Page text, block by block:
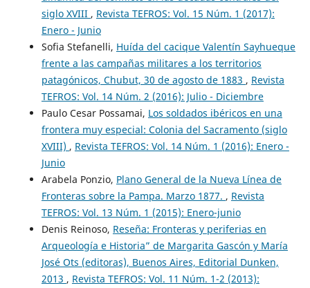
siglo XVIII , Revista TEFROS: Vol. 15 Núm. 1 (2017):
Enero - Junio
Sofia Stefanelli, Huída del cacique Valentín Sayhueque
frente a las campañas militares a los territorios
patagónicos, Chubut, 30 de agosto de 1883 , Revista
TEFROS: Vol. 14 Núm. 2 (2016): Julio - Diciembre
Paulo Cesar Possamai, Los soldados ibéricos en una
frontera muy especial: Colonia del Sacramento (siglo
XVIII) , Revista TEFROS: Vol. 14 Núm. 1 (2016): Enero -
Junio
Arabela Ponzio, Plano General de la Nueva Línea de
Fronteras sobre la Pampa. Marzo 1877. , Revista
TEFROS: Vol. 13 Núm. 1 (2015): Enero-junio
Denis Reinoso, Reseña: Fronteras y periferias en
Arqueología e Historia” de Margarita Gascón y María
José Ots (editoras), Buenos Aires, Editorial Dunken,
2013 , Revista TEFROS: Vol. 11 Núm. 1-2 (2013):